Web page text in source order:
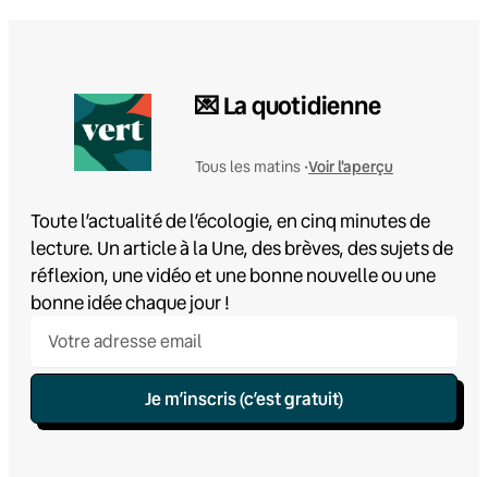
💌 La quotidienne
Tous les matins •Voir l'aperçu
Toute l’actualité de l’écologie, en cinq minutes de
lecture. Un article à la Une, des brèves, des sujets de
réflexion, une vidéo et une bonne nouvelle ou une
bonne idée chaque jour !
Je m’inscris (c’est gratuit)